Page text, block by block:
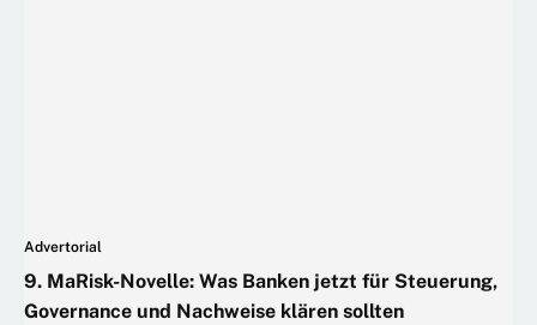
Advertorial
9. MaRisk-Novelle: Was Banken jetzt für Steuerung,
Governance und Nachweise klären sollten